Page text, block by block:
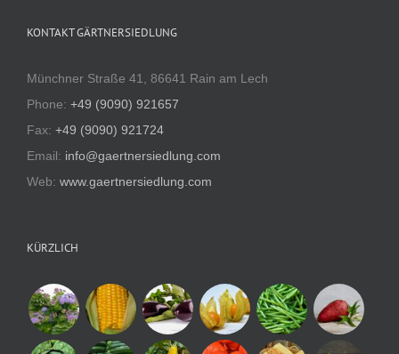
KONTAKT GÄRTNERSIEDLUNG
Münchner Straße 41, 86641 Rain am Lech
Phone: +49 (9090) 921657
Fax: +49 (9090) 921724
Email: info@gaertnersiedlung.com
Web: www.gaertnersiedlung.com
KÜRZLICH